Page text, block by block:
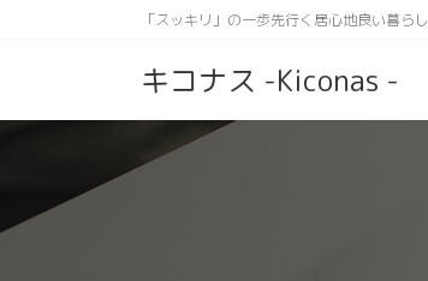
ツ
ッ
シ
移
「スッキリ」の一歩先行く居心地良い暮らし
キコナス -Kiconas -